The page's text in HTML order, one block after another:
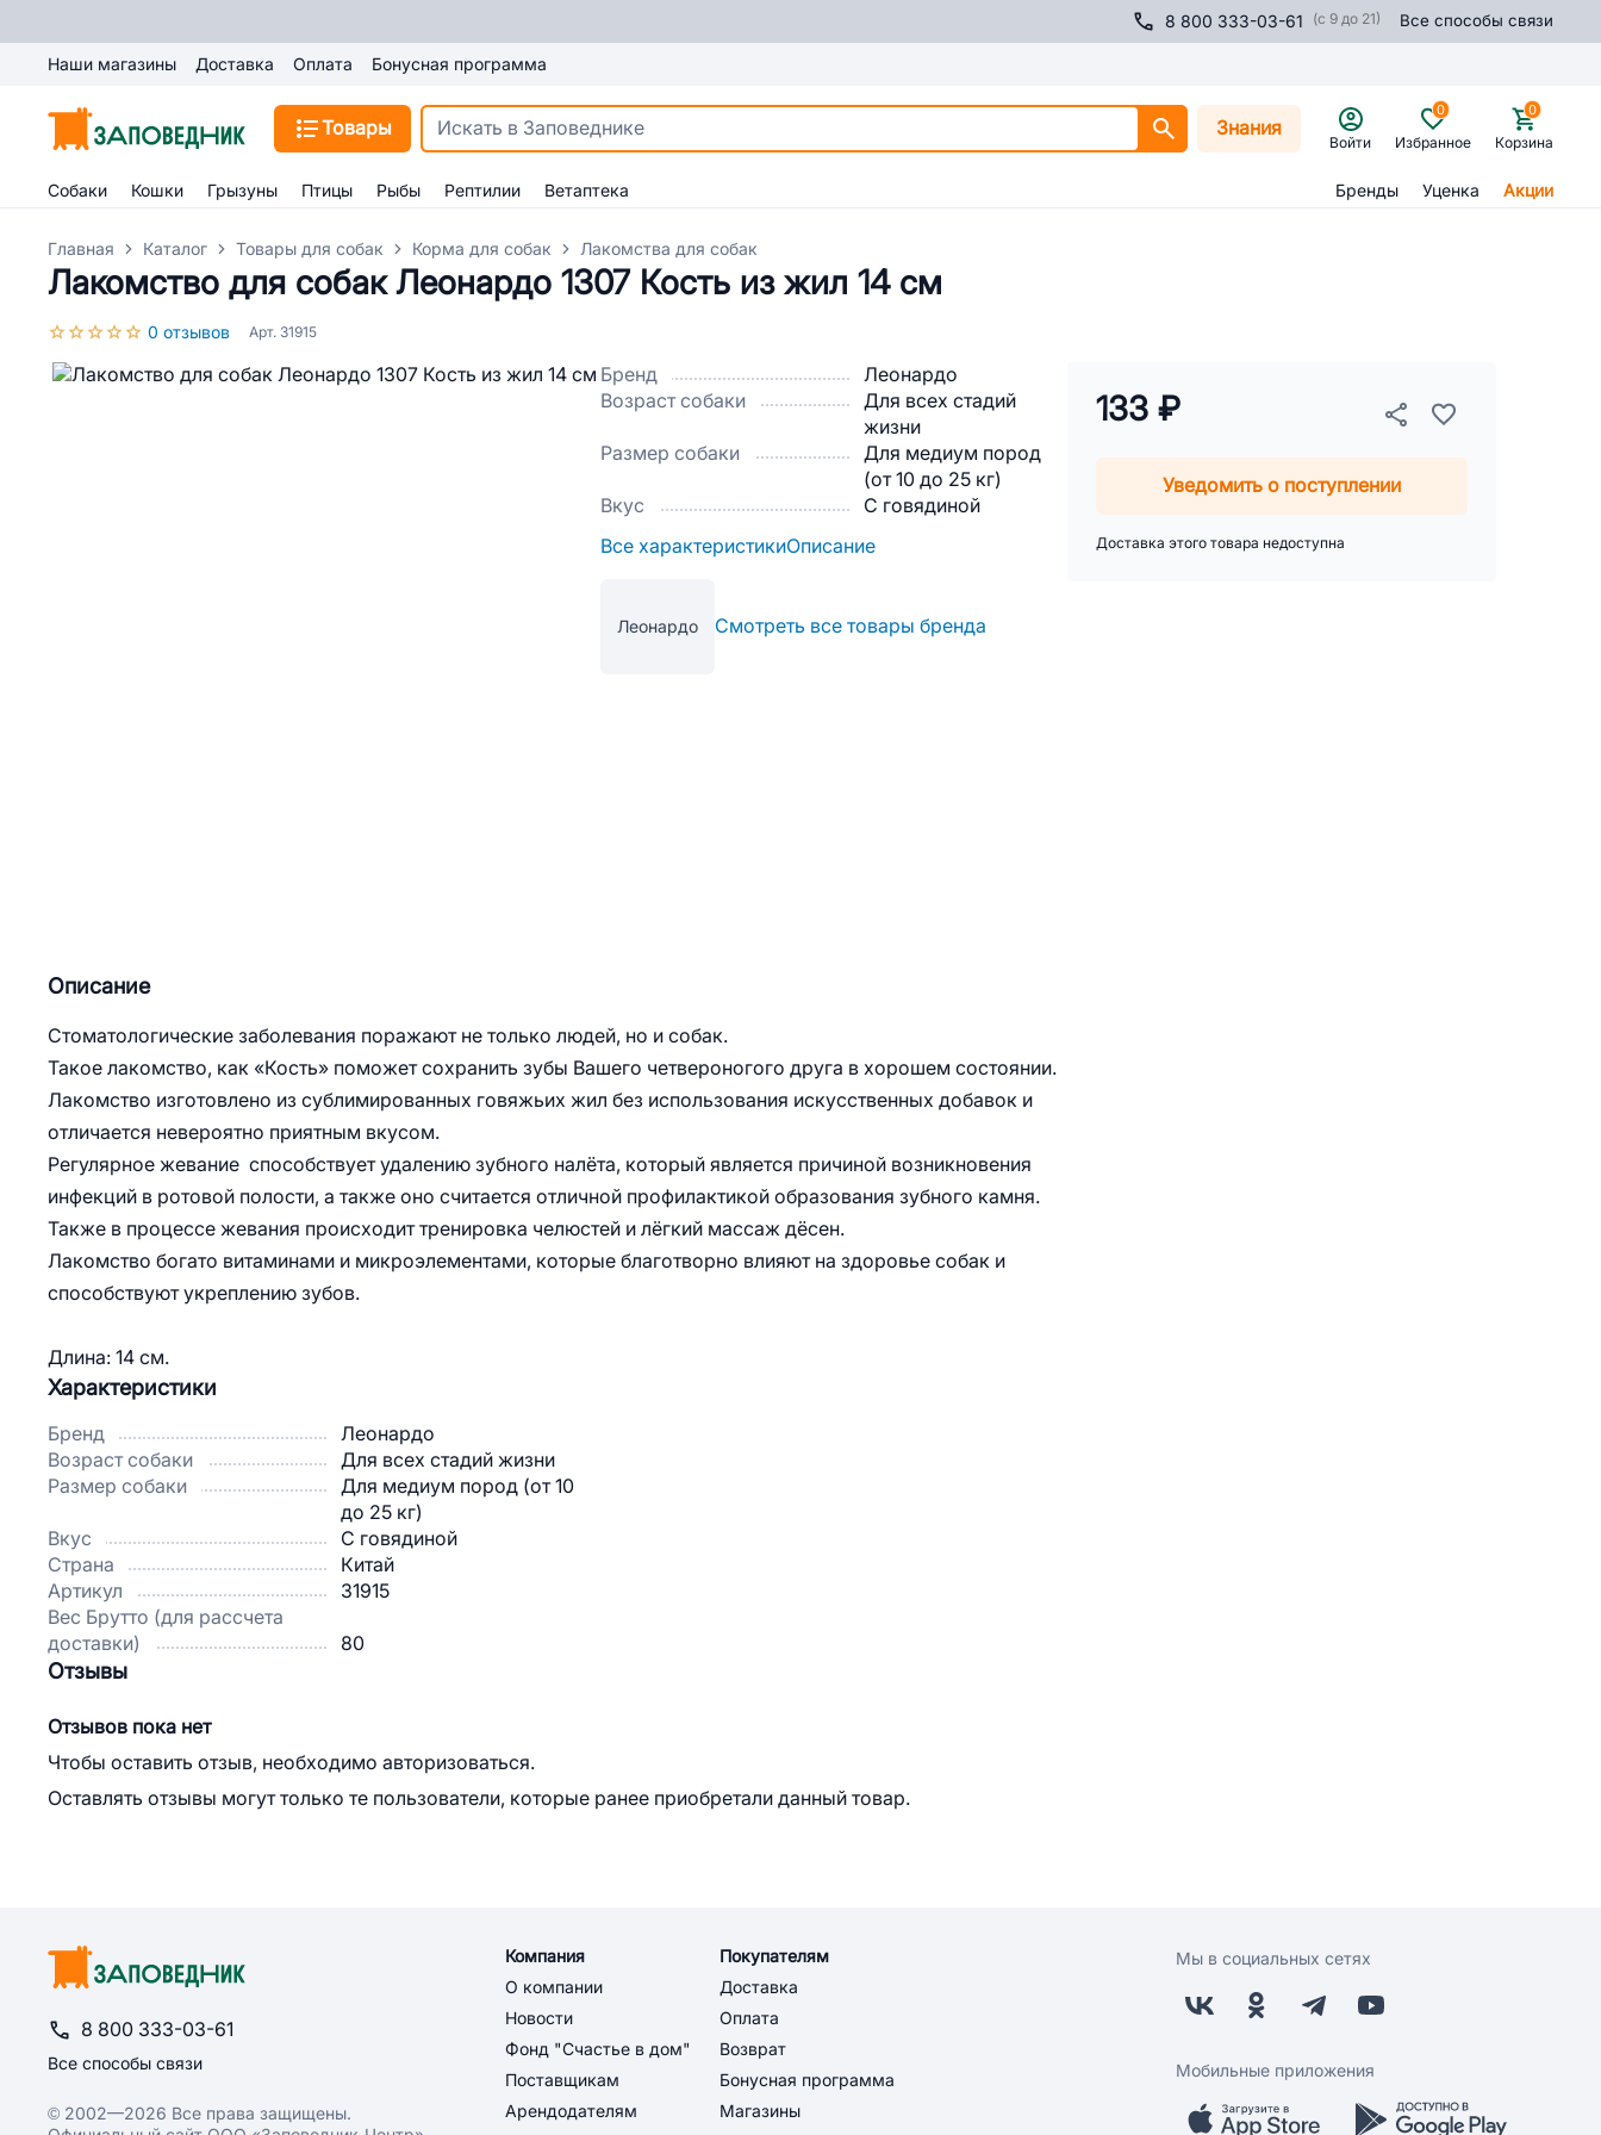
8 800 333-03-61 (с 9 до 21) Все способы связи
Наши магазины Доставка Оплата Бонусная программа
Товары Знания
Войти Избранное
0
Корзина
0
Собаки Кошки Грызуны Птицы Рыбы Рептилии Ветаптека Бренды Уценка Акции
Главная Каталог Товары для собак Корма для собак Лакомства для собак
Лакомство для собак Леонардо 1307 Кость из жил 14 см
0 отзывов Арт. 31915
Бренд
Леонардо
Возраст собаки
Для всех стадий
жизни
Размер собаки
Для медиум пород
(от 10 до 25 кг)
Вкус
С говядиной
Все характеристикиОписание
Леонардо Смотреть все товары бренда
133 ₽
Уведомить о поступлении
Доставка этого товара недоступна
Описание
Стоматологические заболевания поражают не только людей, но и собак.
Такое лакомство, как «Кость» поможет сохранить зубы Вашего четвероногого друга в хорошем состоянии.
Лакомство изготовлено из сублимированных говяжьих жил без использования искусственных добавок и
отличается невероятно приятным вкусом.
Регулярное жевание способствует удалению зубного налёта, который является причиной возникновения
инфекций в ротовой полости, а также оно считается отличной профилактикой образования зубного камня.
Также в процессе жевания происходит тренировка челюстей и лёгкий массаж дёсен.
Лакомство богато витаминами и микроэлементами, которые благотворно влияют на здоровье собак и
способствуют укреплению зубов.
Длина: 14 см.
Характеристики
Бренд
Леонардо
Возраст собаки
Для всех стадий жизни
Размер собаки
Для медиум пород (от 10
до 25 кг)
Вкус
С говядиной
Страна
Китай
Артикул
31915
Вес Брутто (для рассчета
доставки)
80
Отзывы
Отзывов пока нет
Чтобы оставить отзыв, необходимо авторизоваться.
Оставлять отзывы могут только те пользователи, которые ранее приобретали данный товар.
8 800 333-03-61
Все способы связи
© 2002—2026 Все права защищены.
Компания
О компании
Новости
Фонд "Счастье в дом"
Поставщикам
Арендодателям
Покупателям
Доставка
Оплата
Возврат
Бонусная программа
Магазины
Мы в социальных сетях
Мобильные приложения